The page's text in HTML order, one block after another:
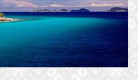
NIỆM CHIẾN SĨ HOÀNG SA
22 January, 2017